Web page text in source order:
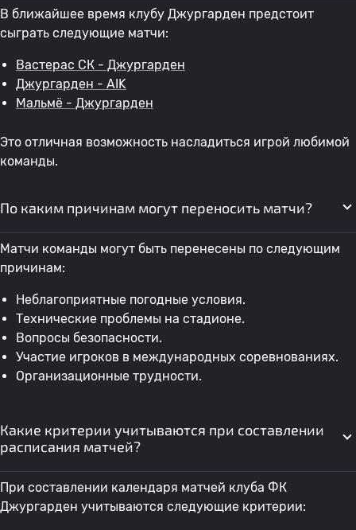
В ближайшее время клубу Джургарден предстоит
сыграть следующие матчи:
Вастерас СК - Джургарден
Джургарден - AIK
Мальмё - Джургарден
Это отличная возможность насладиться игрой любимой
команды.
По каким причинам могут переносить матчи?
Матчи команды могут быть перенесены по следующим
причинам:
Неблагоприятные погодные условия.
Технические проблемы на стадионе.
Вопросы безопасности.
Участие игроков в международных соревнованиях.
Организационные трудности.
Какие критерии учитываются при составлении
расписания матчей?
При составлении календаря матчей клуба ФК
Джургарден учитываются следующие критерии: